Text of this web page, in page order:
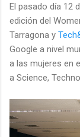
El pasado día 12
edición del
Tarragona y
Google a nivel
a las mujeres en
a Science,